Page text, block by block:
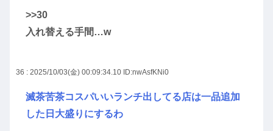
>>30
入れ替える手間…w
36 : 2025/10/03(金) 00:09:34.10 ID:nwAsfKNi0
滅茶苦茶コスパいいランチ出してる店は一品追加
した日大盛りにするわ